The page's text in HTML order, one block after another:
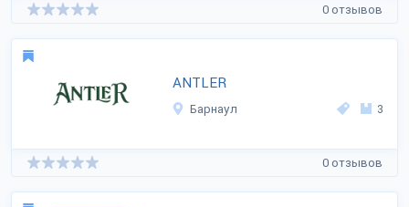
0 отзывов
ANTLER
Барнаул 3
0 отзывов